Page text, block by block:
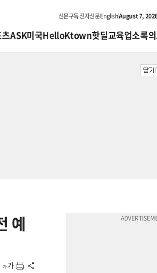
신문구독전자신문EnglishAugust 7,
ASK미국HelloKtown핫딜교육업소록
예